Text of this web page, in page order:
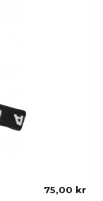
75,00 kr